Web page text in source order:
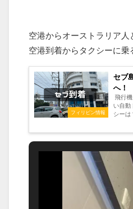
空港からオーストラリア人
空港到着からタクシーに乗
フィリピン情報
セブ
へ！
飛行
い自動
シーは